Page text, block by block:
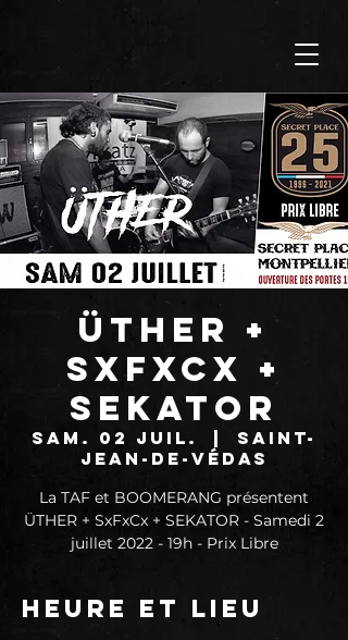
ÜTHER +
SxFxCx +
SEKATOR
sam. 02 juil.
Saint-
Jean-de-Védas
La TAF et BOOMERANG présentent
ÜTHER + SxFxCx + SEKATOR - Samedi 2
juillet 2022 - 19h - Prix Libre
Heure et lieu